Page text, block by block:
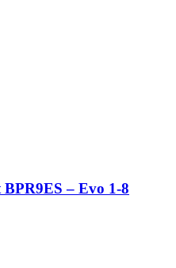
– Evo 1-8